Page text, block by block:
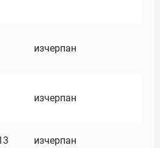
изчерпан
изчерпан
изчерпан